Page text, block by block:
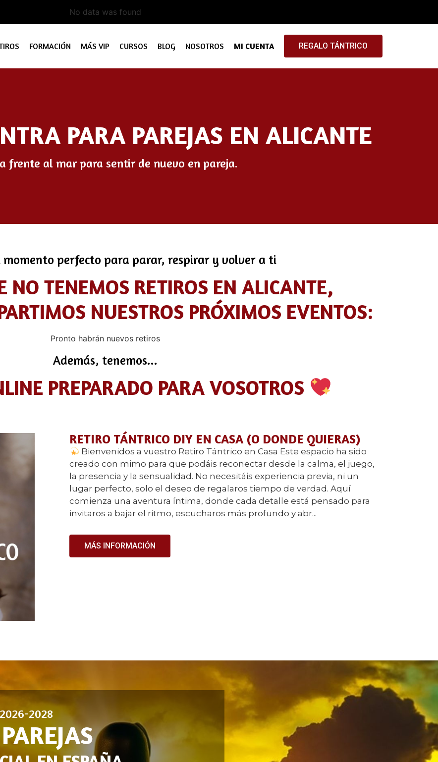
No data was found
FORMACIÓN MÁS VIP CURSOS BLOG NOSOTROS MI CUENTA REGALO TÁNTRICO
PARA PAREJAS EN ALICANTE
frente al mar para sentir de nuevo en pareja.
momento perfecto para parar, respirar y volver a ti
NO TENEMOS RETIROS EN ALICANTE,
NUESTROS PRÓXIMOS EVENTOS:
Pronto habrán nuevos retiros
Además, tenemos...
PREPARADO PARA VOSOTROS
RETIRO TÁNTRICO DIY EN CASA (O DONDE QUIERAS)
Bienvenidos a vuestro Retiro Tántrico en Casa Este espacio ha sido
creado con mimo para que podáis reconectar desde la calma, el juego,
la presencia y la sensualidad. No necesitáis experiencia previa, ni un
lugar perfecto, solo el deseo de regalaros tiempo de verdad. Aquí
comienza una aventura íntima, donde cada detalle está pensado para
invitaros a bajar el ritmo, escucharos más profundo y abr...
MÁS INFORMACIÓN
2028